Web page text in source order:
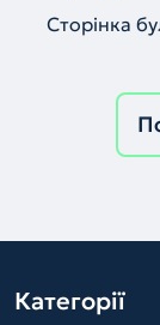
Сторінка
Категорії